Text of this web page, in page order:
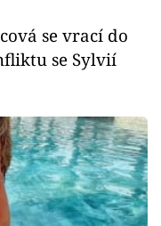
se vrací do
se Sylvií